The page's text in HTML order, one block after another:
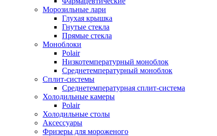
Морозильные лари
Глухая крышка
Гнутые стекла
Прямые стекла
Моноблоки
Polair
Низкотемпературный моноблок
Среднетемпературный моноблок
Сплит-системы
Среднетемпературная сплит-система
Холодильные камеры
Polair
Холодильные столы
Аксессуары
Фризеры для мороженого